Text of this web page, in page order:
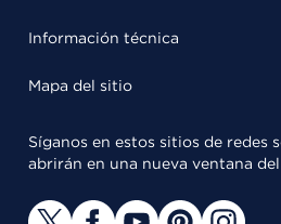
Información técnica
Mapa del sitio
Síganos en estos sitios de redes
abrirán en una nueva ventana